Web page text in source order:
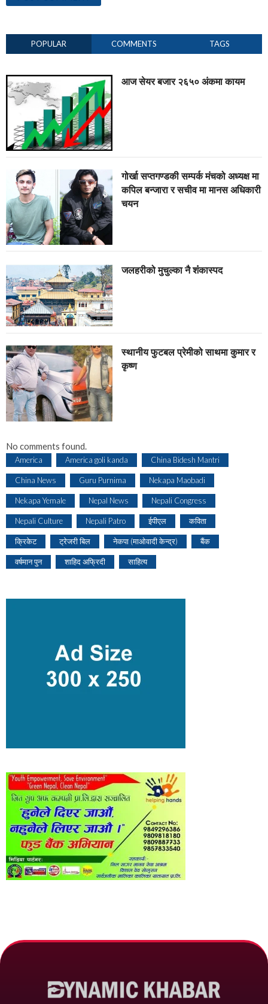
POPULAR COMMENTS TAGS
आज सेयर बजार २६५० अंकमा कायम
गोर्खा सप्तगण्डकी सम्पर्क मंचको अध्यक्ष मा
कपिल बन्जारा र सचीव मा मानस अधिकारी
चयन
जलहरीको मुचुल्का नै शंंकास्पद
स्थानीय फुटबल प्रेमीको साथमा कुमार र
कृष्ण
No comments found.
America America goli kanda China Bidesh Mantri
China News Guru Purnima Nekapa Maobadi
Nekapa Yemale Nepal News Nepali Congress
Nepali Culture Nepali Patro ईपीएल कविता
क्रिकेट ट्रेजरी बिल नेकपा (माओवादी केन्द्र) बैंक
वर्षमान पुन शाहिद अफ्रिदी साहित्य